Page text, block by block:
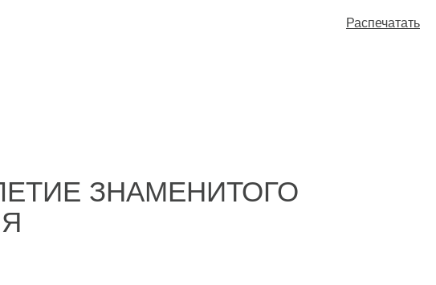
Распечатать
ЗНАМЕНИТОГО